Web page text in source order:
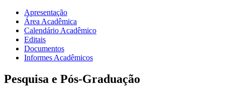
Apresentação
Área Acadêmica
Calendário Acadêmico
Editais
Documentos
Informes Acadêmicos
Pesquisa e Pós-Graduação